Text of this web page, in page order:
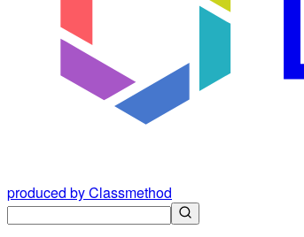
produced by Classmethod